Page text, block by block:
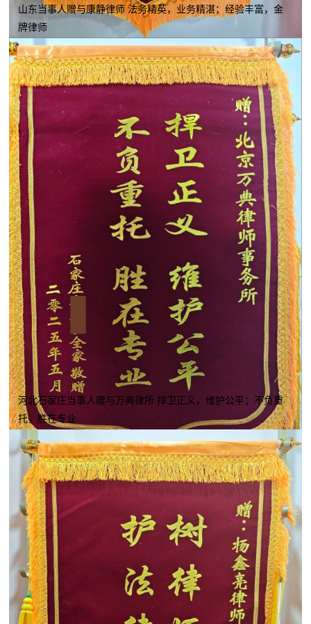
山东当事人赠与康静律师 法务精英，业务精湛；经验丰富，金
牌律师
河北石家庄当事人赠与万典律所 捍卫正义，维护公平；不负重
托，胜在专业